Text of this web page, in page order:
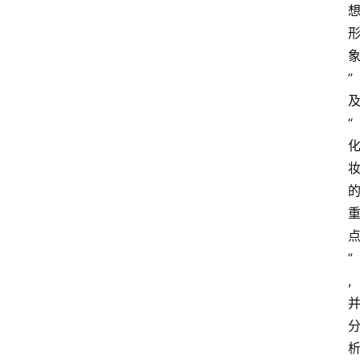
想
形
象
”
及
“
化
妆
的
重
点
”
,
并
分
析